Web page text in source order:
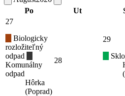
Po
Ut
27
Biologicky
rozložiteľný
odpad
Komunálny
odpad
Hôrka
(Poprad)
28
29
Sklo